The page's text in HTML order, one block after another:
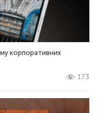
корпоративних
173